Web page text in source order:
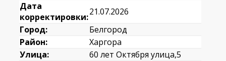
Дата
корректировки:21.07.2026
Город:
Белгород
Район:
Харгора
Улица:
60 лет Октября улица,5